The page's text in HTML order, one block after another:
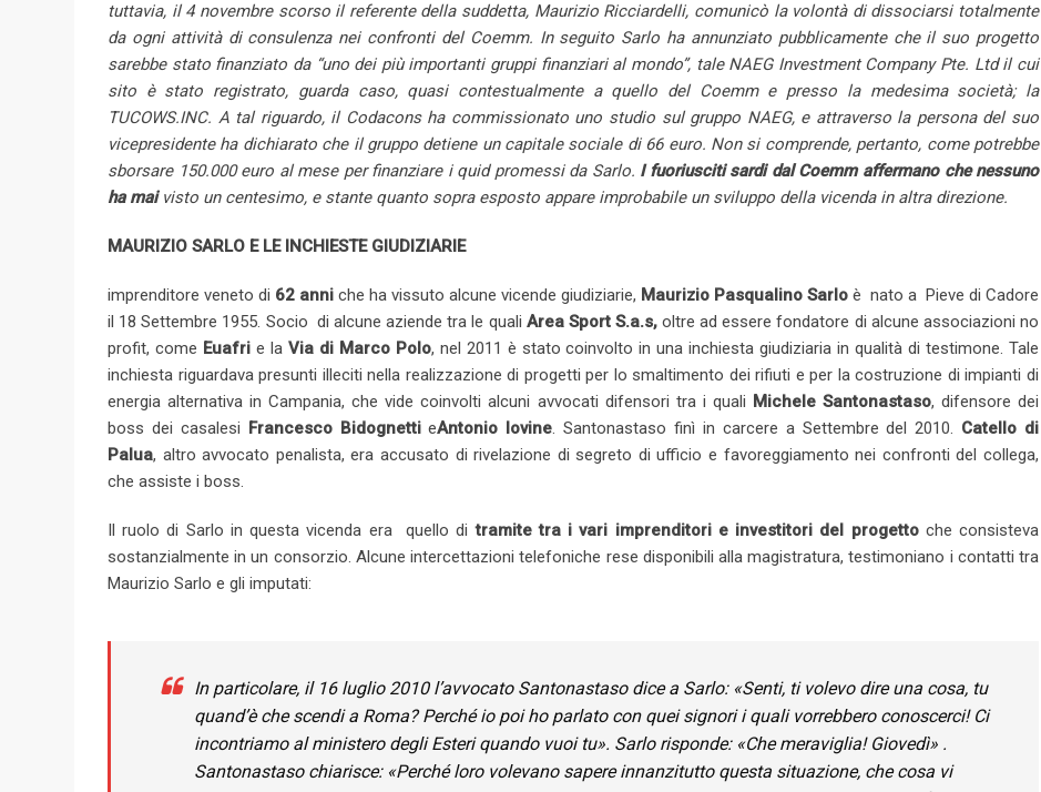
tuttavia, il 4 novembre scorso il referente della suddetta, Maurizio Ricciardelli, comunicò la volontà di dissociarsi totalmente
da ogni attività di consulenza nei confronti del Coemm. In seguito Sarlo ha annunziato pubblicamente che il suo progetto
sarebbe stato finanziato da “uno dei più importanti gruppi finanziari al mondo”, tale NAEG Investment Company Pte. Ltd il cui
sito è stato registrato, guarda caso, quasi contestualmente a quello del Coemm e presso la medesima società; la
TUCOWS.INC. A tal riguardo, il Codacons ha commissionato uno studio sul gruppo NAEG, e attraverso la persona del suo
vicepresidente ha dichiarato che il gruppo detiene un capitale sociale di 66 euro. Non si comprende, pertanto, come potrebbe
sborsare 150.000 euro al mese per finanziare i quid promessi da Sarlo. I fuoriusciti sardi dal Coemm affermano che nessuno
ha maivisto un centesimo, e stante quanto sopra esposto appare improbabile un sviluppo della vicenda in altra direzione.
MAURIZIO SARLO E LE INCHIESTE GIUDIZIARIE
imprenditore veneto di 62 anni che ha vissuto alcune vicende giudiziarie, Maurizio Pasqualino Sarlo è nato a Pieve di Cadore
il 18 Settembre 1955. Socio di alcune aziende tra le quali Area Sport S.a.s,oltre ad essere fondatore di alcune associazioni no
profit, come Euafrie la Via di Marco Polo, nel 2011 è stato coinvolto in una inchiesta giudiziaria in qualità di testimone. Tale
inchiesta riguardava presunti illeciti nella realizzazione di progetti per lo smaltimento dei rifiuti e per la costruzione di impianti di
energia alternativa in Campania, che vide coinvolti alcuni avvocati difensori tra i quali Michele Santonastaso, difensore dei
boss dei casalesi Francesco BidognettieAntonio Iovine. Santonastaso finì in carcere a Settembre del 2010. Catello di
Palua, altro avvocato penalista, era accusato di rivelazione di segreto di ufficio e favoreggiamento nei confronti del collega,
che assiste i boss.
Il ruolo di Sarlo in questa vicenda era quello ditramite tra i vari imprenditori e investitori del progettoche consisteva
sostanzialmente in un consorzio. Alcune intercettazioni telefoniche rese disponibili alla magistratura, testimoniano i contatti tra
Maurizio Sarlo e gli imputati:
In particolare, il 16 luglio 2010 l’avvocato Santonastaso dice a Sarlo: «Senti, ti volevo dire una cosa, tu
quand’è che scendi a Roma? Perché io poi ho parlato con quei signori i quali vorrebbero conoscerci! Ci
incontriamo al ministero degli Esteri quando vuoi tu». Sarlo risponde: «Che meraviglia! Giovedì» .
Santonastaso chiarisce: «Perché loro volevano sapere innanzitutto questa situazione, che cosa vi